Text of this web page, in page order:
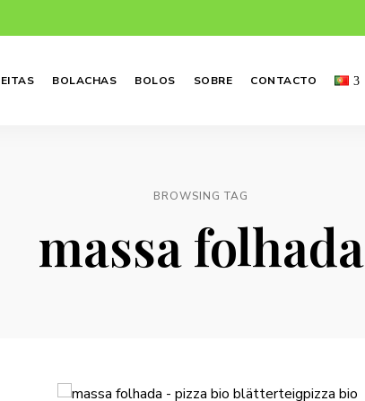
BOLACHAS BOLOS SOBRE CONTACTO
BROWSING TAG
massa folhada